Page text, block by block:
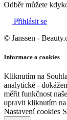
Odběr můžete
Přihlásit se
© Janssen -
Informace o cookies
Kliknutím na
analytické -
měřit funkčnost
upravit kliknutím
Nastavení cookies